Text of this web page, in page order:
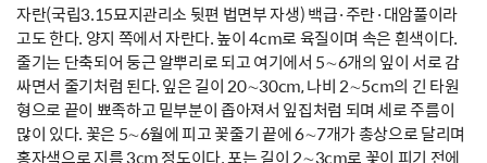
자란(국립3.15묘지관리소 뒷편 법면부 자생) 백급·주란·대암풀이라
고도 한다. 양지 쪽에서 자란다. 높이 4cm로 육질이며 속은 흰색이다.
줄기는 단축되어 둥근 알뿌리로 되고 여기에서 5∼6개의 잎이 서로 감
싸면서 줄기처럼 된다. 잎은 길이 20∼30cm, 나비 2∼5cm의 긴 타원
형으로 끝이 뾰족하고 밑부분이 좁아져서 잎집처럼 되며 세로 주름이
많이 있다. 꽃은 5∼6월에 피고 꽃줄기 끝에 6∼7개가 총상으로 달리며
홍자색으로 지름 3cm 정도이다. 포는 길이 2∼3cm로 꽃이 피기 전에